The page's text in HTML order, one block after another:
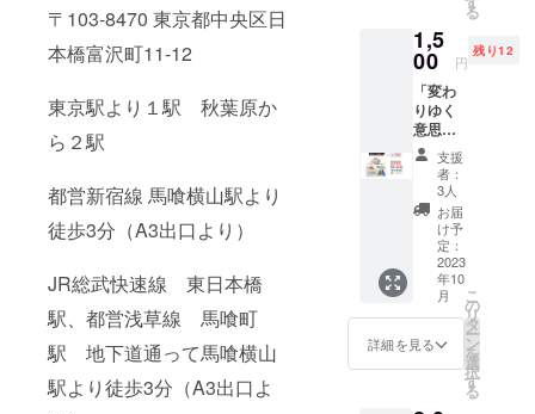
〒103-8470 東京都中央区日
本橋富沢町11-12
東京駅より１駅 秋葉原か
ら２駅
都営新宿線 馬喰横山駅より
徒歩3分（A3出口より）
JR総武快速線 東日本橋
駅、都営浅草線 馬喰町
駅 地下道通って馬喰横山
駅より徒歩3分（A3出口よ
ませ
ん。 ※
受付で
CAMPF
IRE支援
画面を
見せて
くださ
い。 ※
ナース
祭：
2023年
10月14
日(土)
15日
(日)、参
加チ
ケット1
化して
いく。
現在は
看護師
で得た
経験を
活かし
ながら
予防医
学の分
野で自
分自身
や大切
な家
族、そ
の先の
世代の
師
（NP）
霞が関
キャピ
タル株
式会社
ヘルス
ケア事
業本部
ヘルス
ケア事
業推進
部 副部
長 上記
のセミ
ナーの
座席確
る
1,5
00 円
残り12
「変わ
りゆく
意思を
どう支
える
かー人
生会議
ACPを
支援す
るヒン
ト」10
月14日
（土）
13:30〜
14:30【
第２会
支援
者：
3人
お届
け予
定：
2023
年10
月
詳細を見る
こ
の
リ
タ
ー
ン
を
選
択
す
る